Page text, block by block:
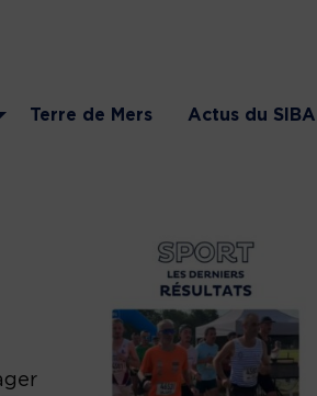
Terre de Mers Actus du SIBA